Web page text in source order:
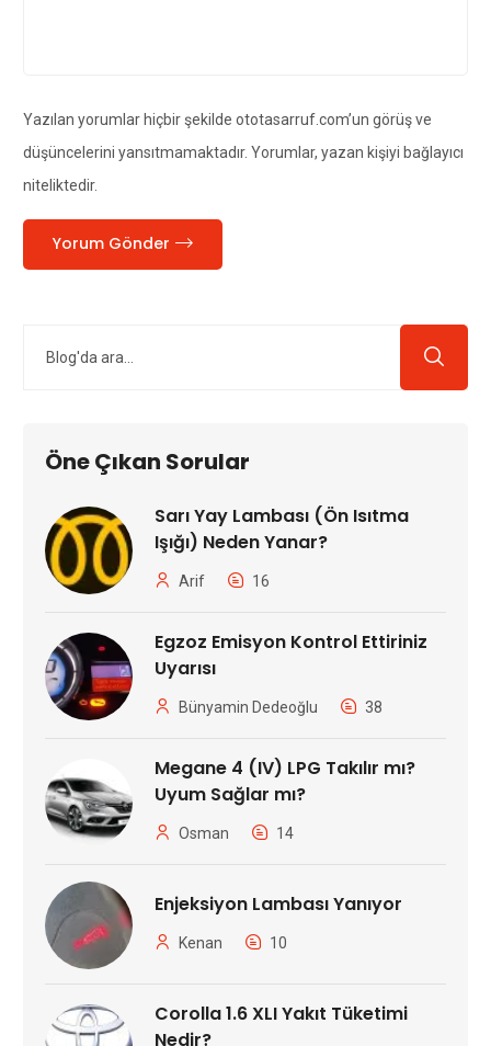
Yazılan yorumlar hiçbir şekilde ototasarruf.com’un görüş ve
düşüncelerini yansıtmamaktadır. Yorumlar, yazan kişiyi bağlayıcı
niteliktedir.
Yorum Gönder
Öne Çıkan Sorular
Sarı Yay Lambası (Ön Isıtma
Işığı) Neden Yanar?
Arif 16
Egzoz Emisyon Kontrol Ettiriniz
Uyarısı
Bünyamin Dedeoğlu 38
Megane 4 (IV) LPG Takılır mı?
Uyum Sağlar mı?
Osman 14
Enjeksiyon Lambası Yanıyor
Kenan 10
Corolla 1.6 XLI Yakıt Tüketimi
Nedir?